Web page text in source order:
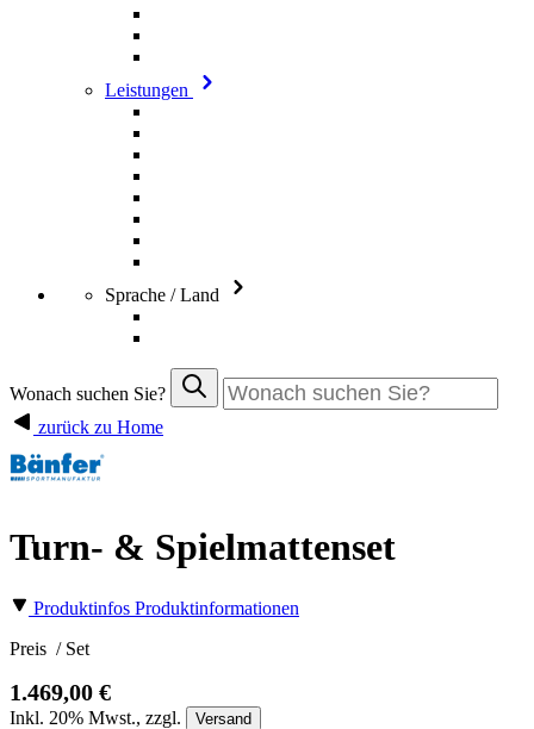
Leistungen
Sprache / Land
Wonach suchen Sie?
zurück zu Home
Turn- & Spielmattenset
Produktinfos Produktinformationen
Preis / Set
1.469,00 €
Inkl. 20% Mwst., zzgl. Versand